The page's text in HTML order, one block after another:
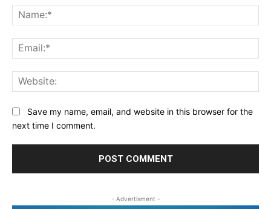
Save my name, email, and website in this browser for the
next time I comment.
- Advertisment -